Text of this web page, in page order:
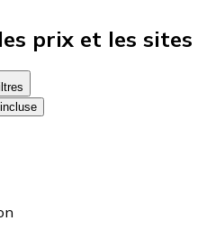
prix et les sites